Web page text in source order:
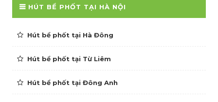
HÚT BỂ PHỐT TẠI HÀ NỘI
Hút bể phốt tại Hà Đông
Hút bể phốt tại Từ Liêm
Hút bể phốt tại Đông Anh